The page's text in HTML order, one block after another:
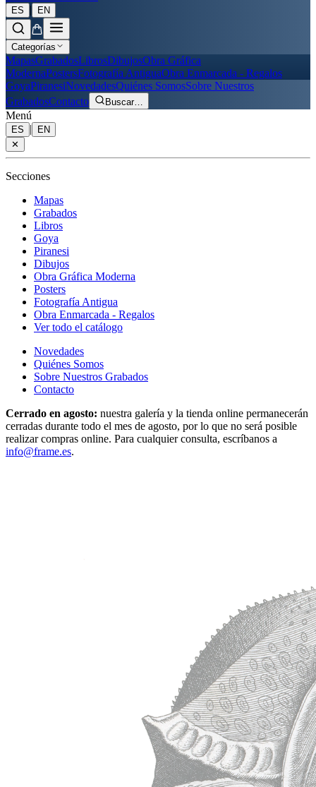
ES | EN
Categorías
MapasGrabadosLibrosDibujosObra Gráfica
ModernaPostersFotografía AntiguaObra Enmarcada - Regalos
GoyaPiranesiNovedadesQuiénes SomosSobre Nuestros
GrabadosContacto Buscar…
Menú
ES |
EN
✕
Secciones
Mapas
Grabados
Libros
Goya
Piranesi
Dibujos
Obra Gráfica Moderna
Posters
Fotografía Antigua
Obra Enmarcada - Regalos
Ver todo el catálogo
Novedades
Quiénes Somos
Sobre Nuestros Grabados
Contacto
Cerrado en agosto: nuestra galería y la tienda online permanecerán
cerradas durante todo el mes de agosto, por lo que no será posible
realizar compras online. Para cualquier consulta, escríbanos a
info@frame.es.